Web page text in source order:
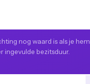
nog waard is als je hem
ingevulde bezitsduur.